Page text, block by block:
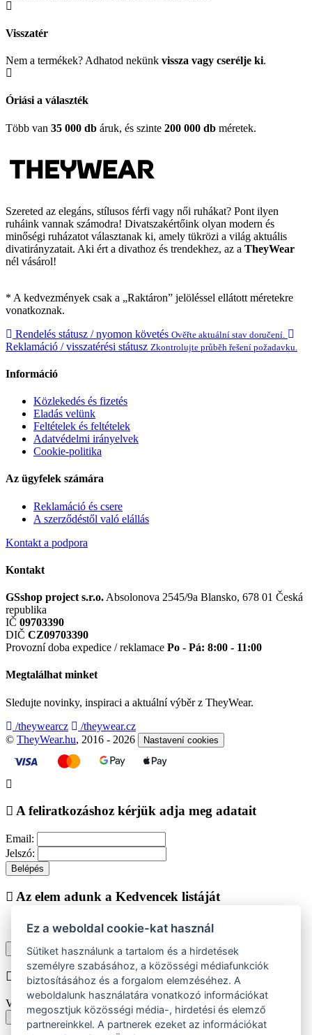
Visszatér
Nem a termékek? Adhatod nekünk vissza vagy cserélje ki.
Óriási a választék
Több van 35 000 db áruk, és szinte 200 000 db méretek.
Szereted az elegáns, stílusos férfi vagy női ruhákat? Pont ilyen
ruháink vannak számodra! Divatszakértőink olyan modern és
minőségi ruházatot választanak ki, amely tükrözi a világ aktuális
divatirányzatait. Aki ért a divathoz és trendekhez, az a TheyWear
nél vásárol!
* A kedvezmények csak a „Raktáron” jelöléssel ellátott méretekre
vonatkoznak.
Rendelés státusz / nyomon követés Ověřte aktuální stav doručení.
Reklamáció / visszatérési státusz Zkontrolujte průběh řešení požadavku.
Információ
Közlekedés és fizetés
Eladás velünk
Feltételek és feltételek
Adatvédelmi irányelvek
Cookie-politika
Az ügyfelek számára
Reklamáció és csere
A szerződéstől való elállás
Kontakt a podpora
Kontakt
GSshop project s.r.o. Absolonova 2545/9a Blansko, 678 01 Česká
republika
IČ 09703390
DIČ CZ09703390
Provozní doba expedice / reklamace Po - Pá: 8:00 - 11:00
Megtalálhat minket
Sledujte novinky, inspiraci a aktuální výběr z TheyWear.
/theywearcz
/theywear.cz
© TheyWear.hu, 2016 - 2026 Nastavení cookies
A feliratkozáshoz kérjük adja meg adatait
Email:
Jelszó:
Belépés
Az elem adunk a Kedvencek listáját
Vásárlás folytatása Megjelenítése kedvencek listájához
Chyba při vkládání do košíku
Vyberte prosím velikost produktu
Vissza a méretekhez
Ez a weboldal cookie-kat használ
Sütiket használunk a tartalom és a hirdetések
személyre szabásához, a közösségi médiafunkciók
biztosításához és a forgalom elemzéséhez. A
weboldalunk használatára vonatkozó információkat
megosztjuk közösségi média-, hirdetési és elemző
partnereinkkel. A partnerek ezeket az információkat